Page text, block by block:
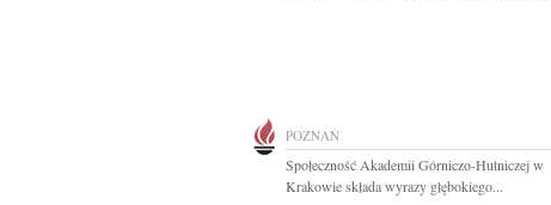
POZNAŃ
Społeczność Akademii Górniczo-Hutniczej w
Krakowie składa wyrazy głębokiego...